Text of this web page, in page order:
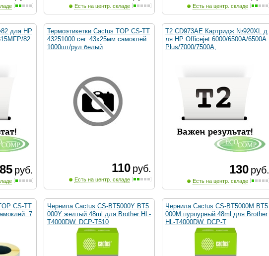
Есть на центр. складе Есть на центр. складе
для HP
82
85 руб.
Термоэтикетки Cactus TOP CS-TT
43251000 сег.:43x25мм самоклей.
1000шт/рул белый
110 руб.
Есть на центр. складе
T2 CD973AE Картридж №920XL д
ля HP Officejet 6000/6500A/6500A
Plus/7000/7500A,
130 руб.
Есть на центр. складе
CS-TT
7
Чернила Cactus CS-BT5000Y BT5
000Y желтый 48ml для Brother HL-
T4000DW, DCP-T510
Чернила Cactus CS-BT5000M BT5
000M пурпурный 48ml для Brother
HL-T4000DW, DCP-T